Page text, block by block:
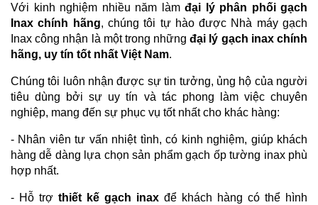
Với kinh nghiệm nhiều năm làm đại lý phân phối gạch
Inax chính hãng, chúng tôi tự hào được Nhà máy gạch
Inax công nhận là một trong nhữngđại lý gạch inax chính
hãng, uy tín tốt nhất Việt Nam.
Chúng tôi luôn nhận được sự tin tưởng, ủng hộ của người
tiêu dùng bởi sự uy tín và tác phong làm việc chuyên
nghiệp, mang đến sự phục vụ tốt nhất cho khác hàng:
- Nhân viên tư vấn nhiệt tình, có kinh nghiệm, giúp khách
hàng dễ dàng lựa chọn sản phẩm gạch ốp tường inax phù
hợp nhất.
- Hỗ trợ thiết kế gạch inax để khách hàng có thể hình